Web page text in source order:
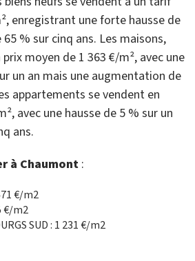
enregistrant une forte hausse de
% sur cinq ans. Les maisons,
moyen de 1 363 €/m², avec une
un an mais une augmentation de
appartements se vendent en
avec une hausse de 5 % sur un
ans.
à Chaumont :
€/m2
€/m2
SUD : 1 231 €/m2